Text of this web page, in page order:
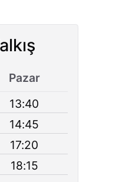
Pazar
13:40
14:45
17:20
18:15